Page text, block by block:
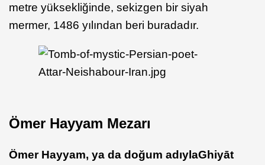
metre yüksekliğinde, sekizgen bir siyah
mermer, 1486 yılından beri buradadır.
Ömer Hayyam Mezarı
Ömer Hayyam, ya da doğum adıylaGhiyāt